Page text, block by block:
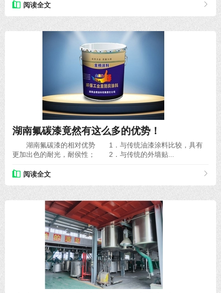
阅读全文
湖南氟碳漆竟然有这么多的优势！
湖南氟碳漆的相对优势 1．与传统油漆涂料比较，具有
更加出色的耐光，耐侯性； 2．与传统的外墙贴...
阅读全文